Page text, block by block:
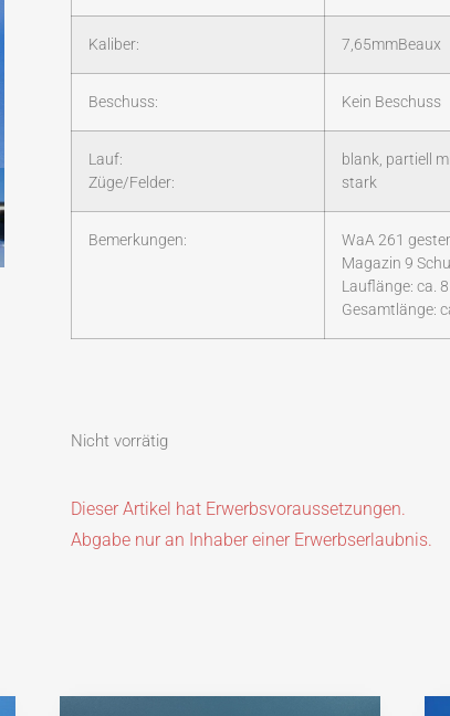
Kaliber: 7,65mmBeaux
Beschuss: Kein Beschuss
Lauf:
Züge/Felder:
blank, partiell
stark
Bemerkungen:
WaA 261
Magazin 9
Lauflänge: ca.
Gesamtlänge:
Nicht vorrätig
Dieser Artikel hat Erwerbsvoraussetzungen.
Abgabe nur an Inhaber einer Erwerbserlaubnis.